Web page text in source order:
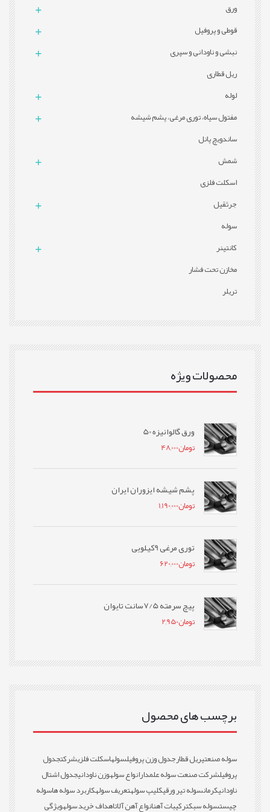
ورق
قوطی و پروفيل
نبشی و ناودانی و سپری
ریل قطاری
لوله
مفتول سیاه، توری مرغی، پشم شیشه
ساندویچ پانل
شمش
اسکلت فلزی
جرثقیل
سوله
کانتینر
مخازن تحت فشار
تریلر
محصولات ویژه
ورق گالوانیزه 50
تومان48,000
پشم شیشه ایزوران ایران
تومان1,190,000
توری مرغی 9کیلویی
تومان620,000
پیچ سرمته 7/5سانت تایوان
تومان2,950
برچسب های محصول
سوله صنعتیریل قطارجدول وزن پروفیلسولهاسکلت فلزیشرکتجدول
پروفیلشرکت صنعت سوله علمدارانواع سولهوزن ناودانیجدول اشتال
ناودانیکرمانسوله تیر ورقیکلیپ سولهتعریف سولهکاربرد سوله هاسوله
چیستسوله سبکترکیبات آهنانواع آهن آلاتاهداف خرید سولهویژگی